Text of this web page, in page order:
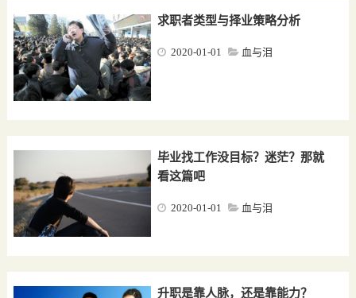
求职者类型与择业策略分析
血与泪
2020-01-01
毕业找工作没目标？迷茫？那就
看这篇吧
血与泪
2020-01-01
升职是靠人脉，还是靠能力？